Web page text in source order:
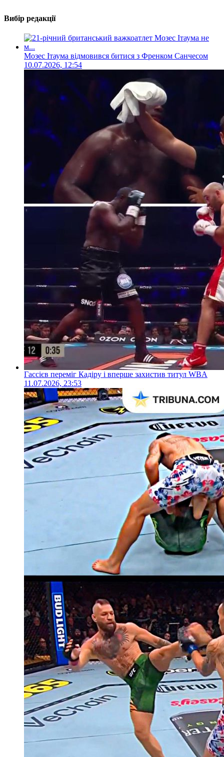
Вибір редакції
Мозес Ітаума відмовився битися з Френком Санчесом
10.07.2026, 12:54
Гассієв переміг Кадіру і вперше захистив титул WBA
11.07.2026, 23:53